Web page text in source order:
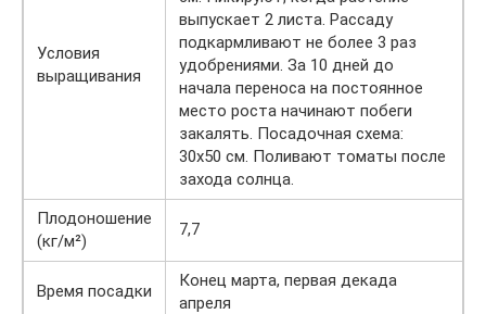
Условия
выращивания
выпускает 2 листа. Рассаду
подкармливают не более 3 раз
удобрениями. За 10 дней до
начала переноса на постоянное
место роста начинают побеги
закалять. Посадочная схема:
30х50 см. Поливают томаты после
захода солнца.
Плодоношение
(кг/м²)
7,7
Время посадки
Конец марта, первая декада
апреля